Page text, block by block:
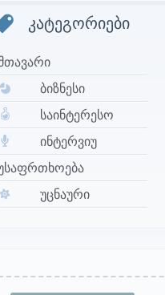
კატეგორიები
ბიზნესი
საინტერესო
ინტერვიუ
უცნაური